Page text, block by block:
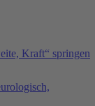
Kraft“ springen